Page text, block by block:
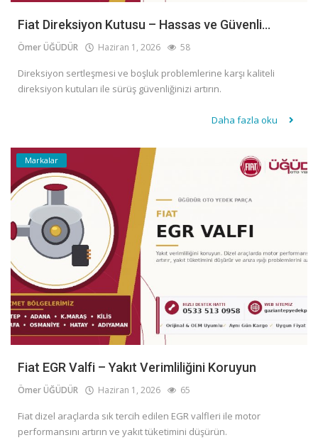
Fiat Direksiyon Kutusu – Hassas ve Güvenli...
Ömer ÜĞÜDÜR Haziran 1, 2026 58
Direksiyon sertleşmesi ve boşluk problemlerine karşı kaliteli
direksiyon kutuları ile sürüş güvenliğinizi artırın.
Daha fazla oku
Markalar
Fiat EGR Valfi – Yakıt Verimliliğini Koruyun
Ömer ÜĞÜDÜR Haziran 1, 2026 65
Fiat dizel araçlarda sık tercih edilen EGR valfleri ile motor
performansını artırın ve yakıt tüketimini düşürün.